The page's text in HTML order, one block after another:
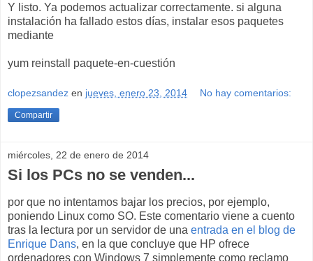
Y listo. Ya podemos actualizar correctamente. si alguna
instalación ha fallado estos días, instalar esos paquetes
mediante
yum reinstall paquete-en-cuestión
clopezsandez en jueves, enero 23, 2014 No hay comentarios:
Compartir
miércoles, 22 de enero de 2014
Si los PCs no se venden...
por que no intentamos bajar los precios, por ejemplo,
poniendo Linux como SO. Este comentario viene a cuento
tras la lectura por un servidor de una entrada en el blog de
Enrique Dans, en la que concluye que HP ofrece
ordenadores con Windows 7 simplemente como reclamo